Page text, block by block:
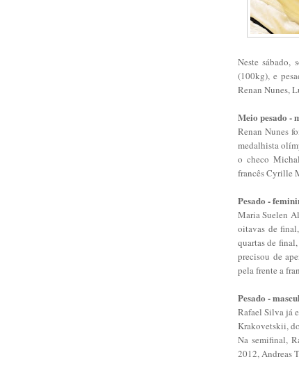
Neste sábado,
(100kg), e
Renan Nunes,
Meio pesado -
Renan Nunes
medalhista
o checo
francês Cyrille
Pesado -
Maria Suelen
oitavas de
quartas de
precisou de
pela frente a
Pesado -
Rafael Silva já
Krakovetskii,
Na semifinal,
2012, Andreas